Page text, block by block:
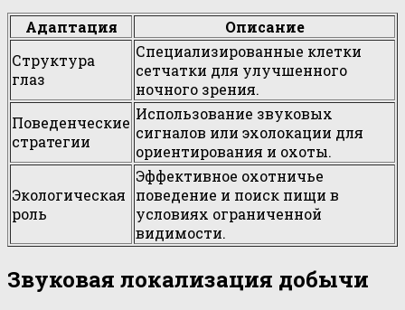
Адаптация
Описание
Структура
глаз
Специализированные клетки
сетчатки для улучшенного
ночного зрения.
Поведенческие
стратегии
Использование звуковых
сигналов или эхолокации для
ориентирования и охоты.
Экологическая
роль
Эффективное охотничье
поведение и поиск пищи в
условиях ограниченной
видимости.
Звуковая локализация добычи